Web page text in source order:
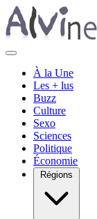
À la Une
Les + lus
Buzz
Culture
Sexo
Sciences
Politique
Économie
Régions